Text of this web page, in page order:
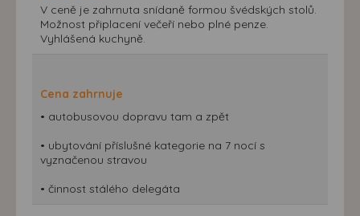
V ceně je zahrnuta snídaně formou švédských stolů.
Možnost připlacení večeří nebo plné penze.
Vyhlášená kuchyně.
Cena zahrnuje
• autobusovou dopravu tam a zpět
• ubytování příslušné kategorie na 7 nocí s
vyznačenou stravou
• činnost stálého delegáta